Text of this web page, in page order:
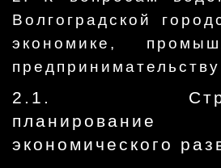
Волгоградской
экономике,
2.1.
планирование
экономического